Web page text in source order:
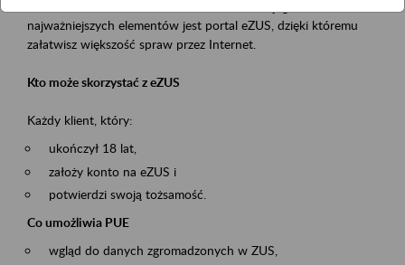
najważniejszych elementów jest portal eZUS, dzięki któremu
załatwisz większość spraw przez Internet.
Kto może skorzystać z eZUS
Każdy klient, który:
ukończył 18 lat,
założy konto na eZUS i
potwierdzi swoją tożsamość.
Co umożliwia PUE
wgląd do danych zgromadzonych w ZUS,